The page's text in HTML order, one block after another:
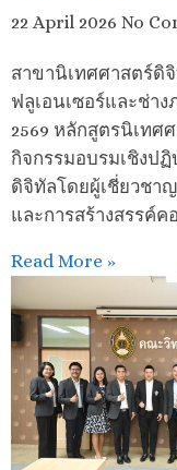
22 April 2026 No
สาขานิเทศศาสตร์ดิ
ฟลูเอนเซอร์และช่าง
2569 หลักสูตรนิเทศ
กิจกรรมอบรมเชิงป
ดิจิทัลโดยผู้เชี่ยวชา
และการสร้างสรรค์
Read More »